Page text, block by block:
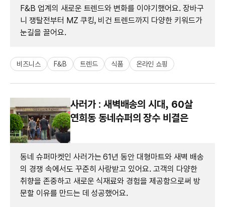
F&B 업계의 새로운 트렌드와 변화를 이야기했어요. 장바구
니 쟁탈전부터 MZ 쿠킹, 비건 트렌드까지 다양한 키워드가
눈길을 끌어요.
비즈니스 F&B 트렌드 식품 온라인 쇼핑
사러가 : 새벽배송의 시대, 60살
연희동 동네슈퍼의 장수 비결은
동네 슈퍼마켓인 사러가는 61년 동안 대형마트와 새벽 배송
의 경쟁 속에서도 꾸준히 사랑받고 있어요. 고객의 다양한
취향을 존중하고 새로운 식재료와 경험을 제공함으로써 방
문할 이유를 만드는 데 성공했어요.